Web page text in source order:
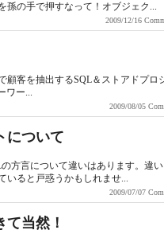
孫の手で押すなって！オブジェク...
2009/12/16
顧客を抽出するSQL＆ストアドプロ
ワー...
2009/08/05
について
方言について違いはあります。違い
いると戸惑うかもしれませ...
2009/07/07
当然！